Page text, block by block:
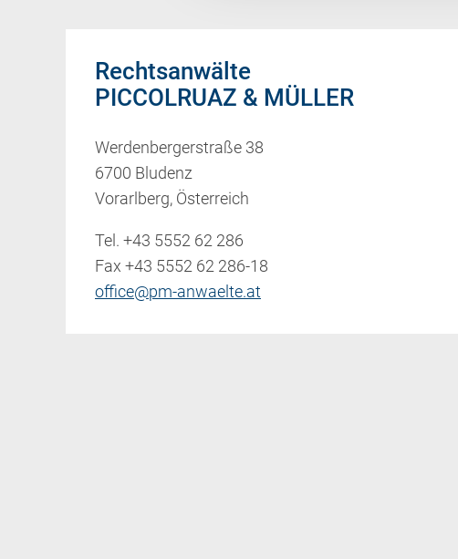
Rechtsanwälte
PICCOLRUAZ & MÜLLER
Werdenbergerstraße 38
6700 Bludenz
Vorarlberg, Österreich
Tel. +43 5552 62 286
Fax +43 5552 62 286-18
office@pm-anwaelte.at